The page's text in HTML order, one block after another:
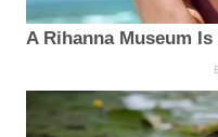
A Rihanna Museum